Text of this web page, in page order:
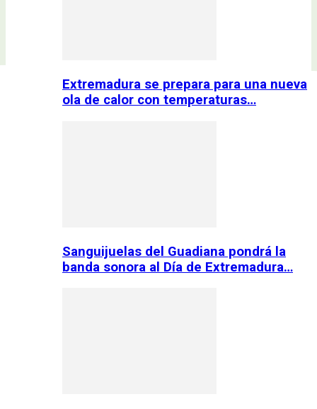
Extremadura se prepara para una nueva
ola de calor con temperaturas…
Sanguijuelas del Guadiana pondrá la
banda sonora al Día de Extremadura…